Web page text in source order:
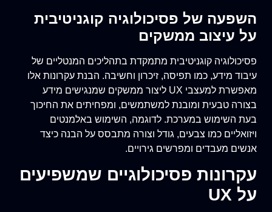
השפעה של פסיכולוגיה קוגניטיבית
על עיצוב ממשקים
פסיכולוגיה קוגניטיבית מתמקדת בתהליכים המנטליים של
עיבוד מידע, כמו תפיסה, זיכרון וחשיבה. הבנת עקרונות אלו
מאפשרת למעצבי UX ליצור ממשקים שמנגישים מידע
בצורה טבעית ומובנת למשתמשים, ומפחיתים את החיכוך
בעת השימוש במערכת. לדוגמה, השימוש באלמנטים
ויזואליים כמו צבעים, גודל וצורה מתבסס על הבנה כיצד
אנשים מעבדים ומפרשים גירויים.
עקרונות פסיכולוגיים שמשפיעים
על UX